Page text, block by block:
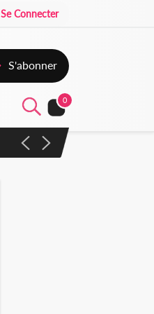
Se Connecter
S'abonner
0